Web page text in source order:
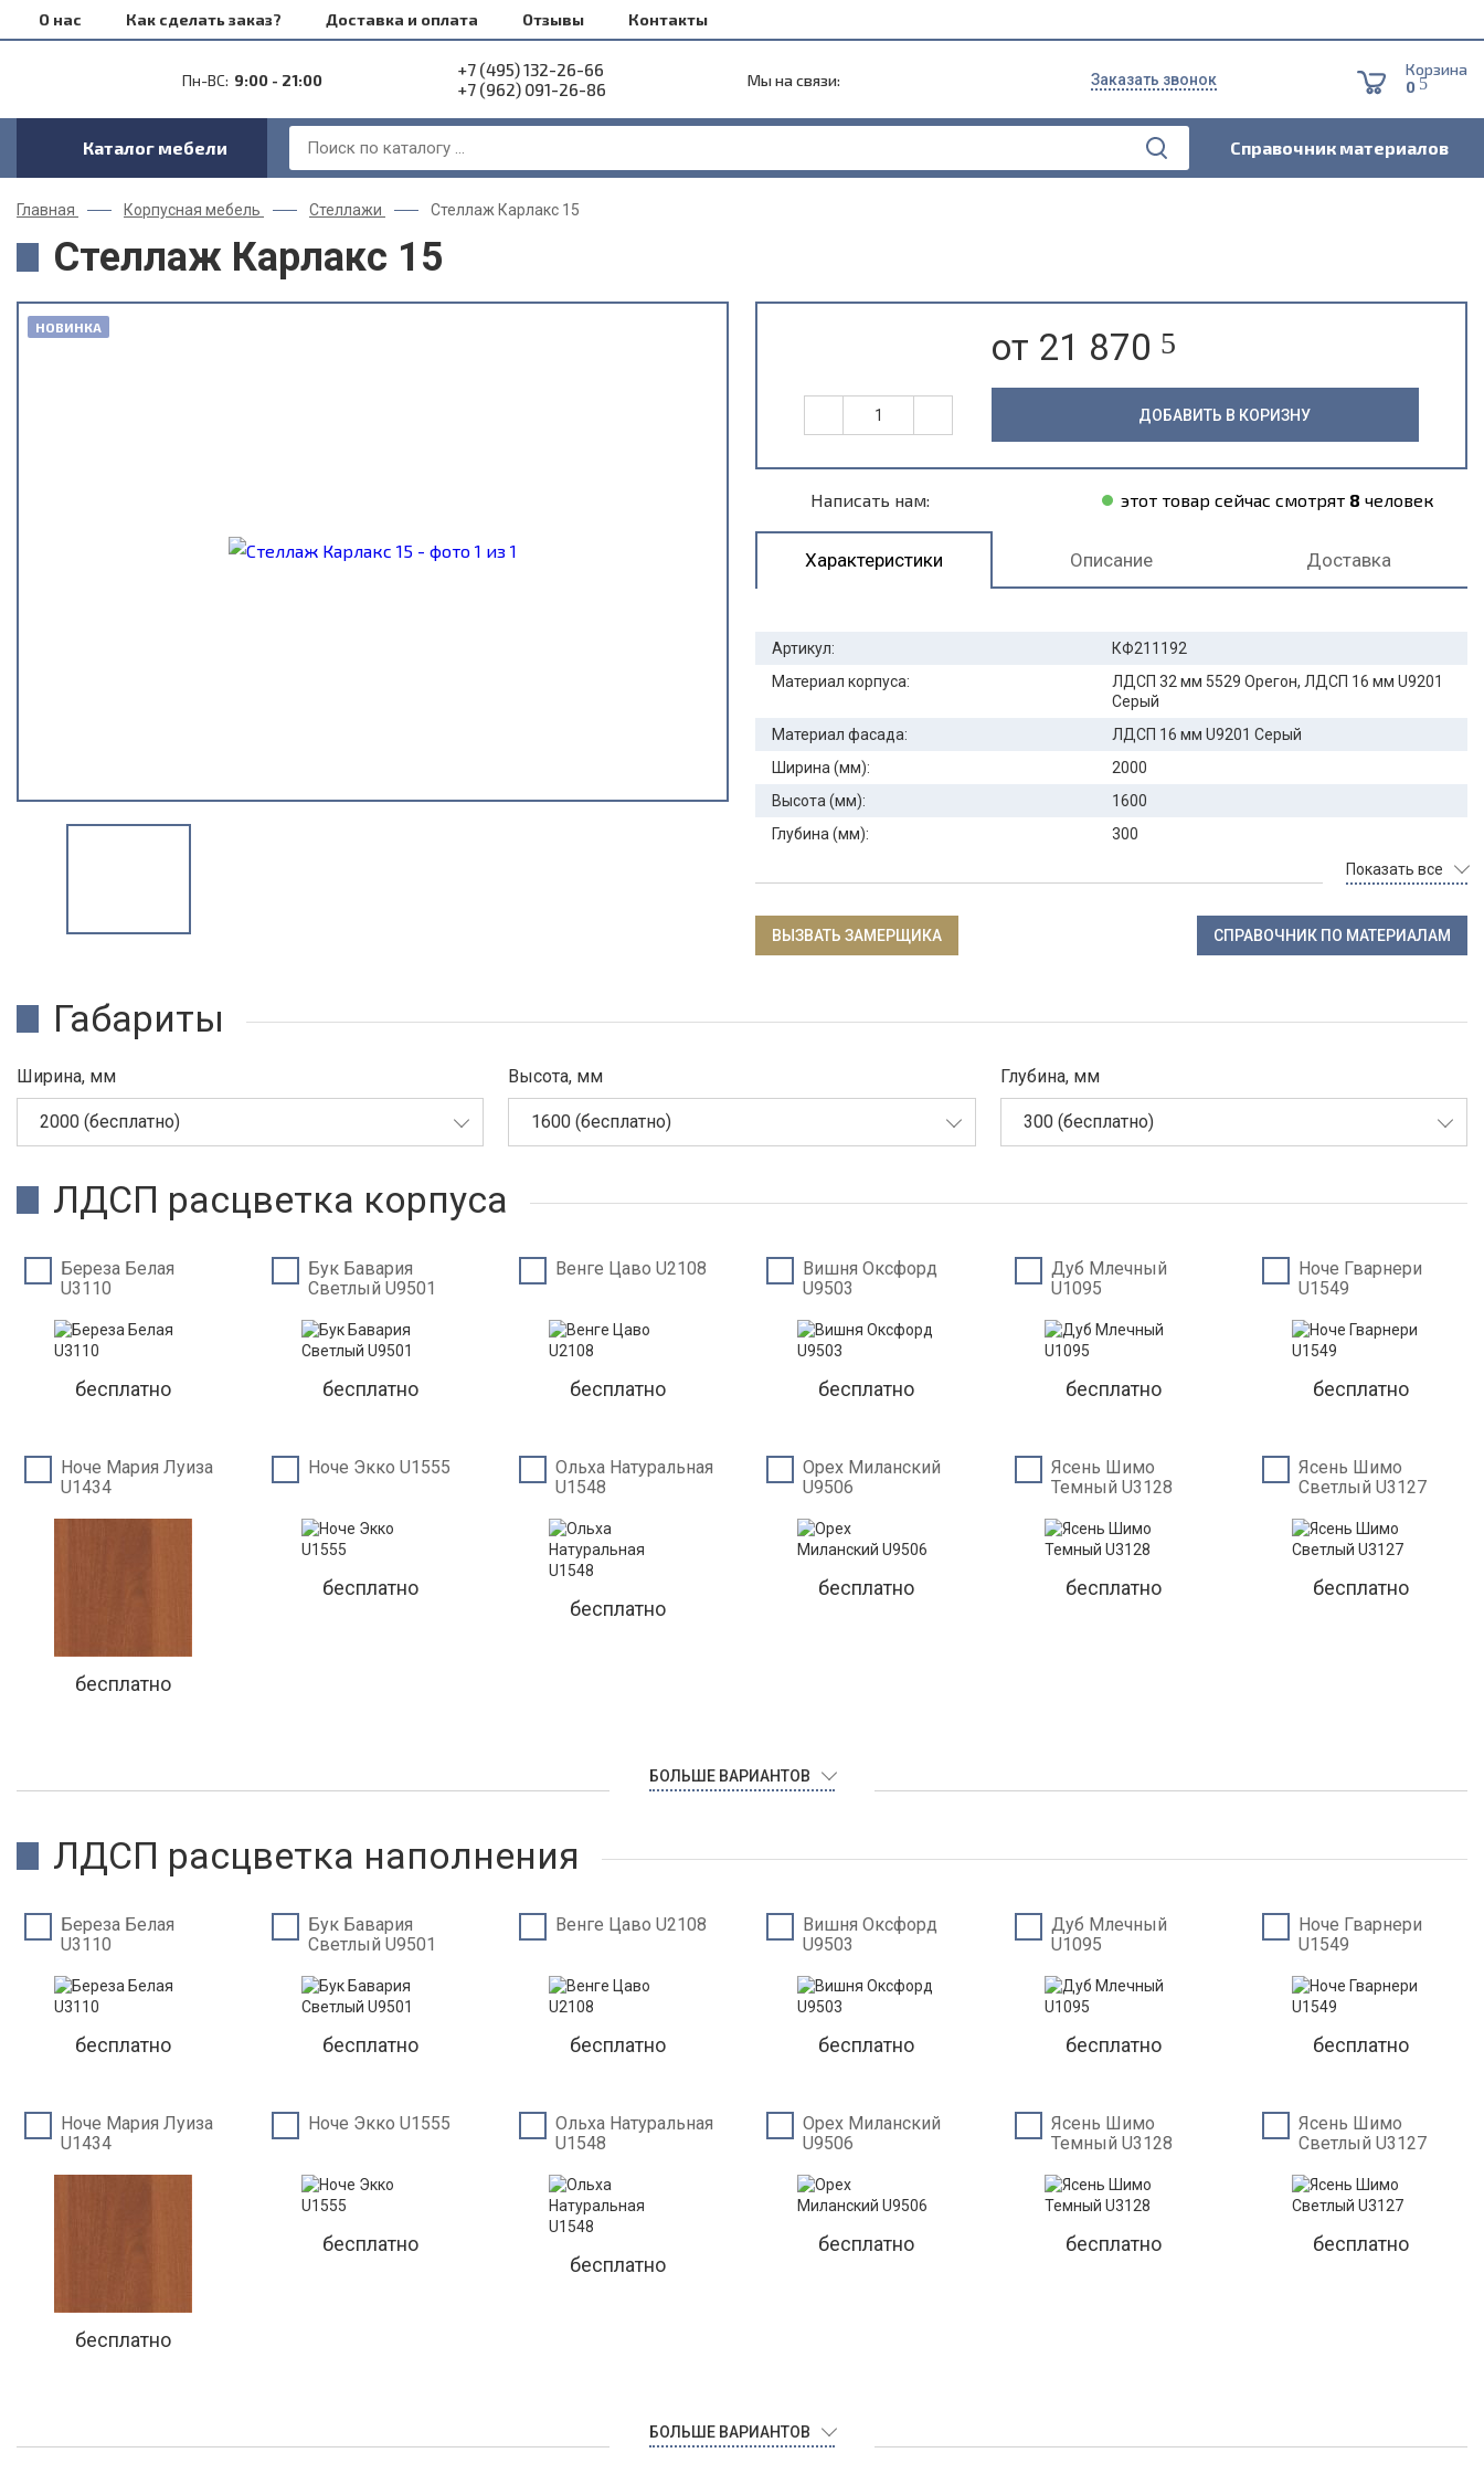
О нас Как сделать заказ? Доставка и оплата Отзывы Контакты
Пн-ВС: 9:00 - 21:00
+7 (495) 132-26-66
+7 (962) 091-26-86
Мы на связи: Заказать звонок
Корзина
0 5
Каталог мебели Справочник материалов
Главная Корпусная мебель Стеллажи Стеллаж Карлакс 15
Стеллаж Карлакс 15
НОВИНКА от 21 870 5
ДОБАВИТЬ В КОРИЗНУ
Написать нам: этот товар сейчас смотрят 8 человек
Характеристики Описание Доставка
Артикул:
КФ211192
Материал корпуса:
ЛДСП 32 мм 5529 Орегон, ЛДСП 16 мм U9201
Серый
Материал фасада:
ЛДСП 16 мм U9201 Серый
Ширина (мм):
2000
Высота (мм):
1600
Глубина (мм):
300
Показать все
ВЫЗВАТЬ ЗАМЕРЩИКА СПРАВОЧНИК ПО МАТЕРИАЛАМ
Габариты
Ширина, мм
2000 (бесплатно)
Высота, мм
1600 (бесплатно)
Глубина, мм
300 (бесплатно)
ЛДСП расцветка корпуса
Береза Белая
U3110
бесплатно
Бук Бавария
Светлый U9501
бесплатно
Венге Цаво U2108
бесплатно
Вишня Оксфорд
U9503
бесплатно
Дуб Млечный
U1095
бесплатно
Ноче Гварнери
U1549
бесплатно
Ноче Мария Луиза
U1434
бесплатно
Ноче Экко U1555
бесплатно
Ольха Натуральная
U1548
бесплатно
Орех Миланский
U9506
бесплатно
Ясень Шимо
Темный U3128
бесплатно
Ясень Шимо
Светлый U3127
бесплатно
БОЛЬШЕ ВАРИАНТОВ
ЛДСП расцветка наполнения
Береза Белая
U3110
бесплатно
Бук Бавария
Светлый U9501
бесплатно
Венге Цаво U2108
бесплатно
Вишня Оксфорд
U9503
бесплатно
Дуб Млечный
U1095
бесплатно
Ноче Гварнери
U1549
бесплатно
Ноче Мария Луиза
U1434
бесплатно
Ноче Экко U1555
бесплатно
Ольха Натуральная
U1548
бесплатно
Орех Миланский
U9506
бесплатно
Ясень Шимо
Темный U3128
бесплатно
Ясень Шимо
Светлый U3127
бесплатно
БОЛЬШЕ ВАРИАНТОВ